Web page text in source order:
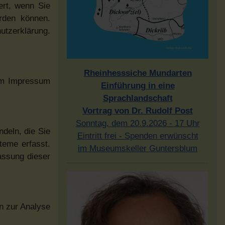
wenn Sie
können.
Impressum
die Sie
erfasst.
dieser
zur Analyse
Rheinhesssiche Mundarten
Einführung in eine
Sprachlandschaft
Vortrag von Dr. Rudolf Post
Sonntag, dem 20.9.2026 - 17 Uhr
Eintritt frei - Spenden erwünscht
im Museumskeller Guntersblum